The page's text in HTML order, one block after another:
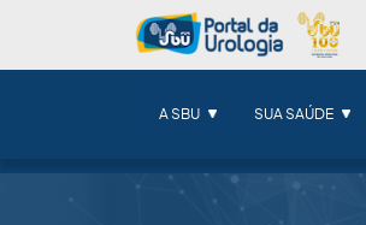
A SBU SUA SAÚDE